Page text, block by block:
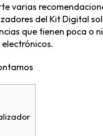
varias
del Kit Digital
que tienen poca o